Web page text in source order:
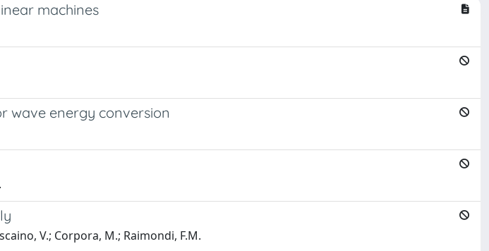
machines
wave energy conversion
V.; Corpora, M.; Raimondi, F.M.